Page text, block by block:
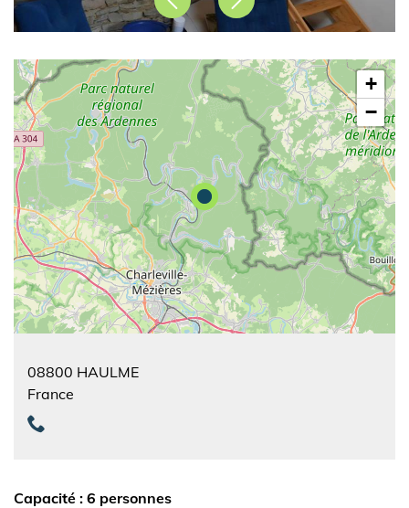
+
−
08800 HAULME
France
Capacité : 6 personnes